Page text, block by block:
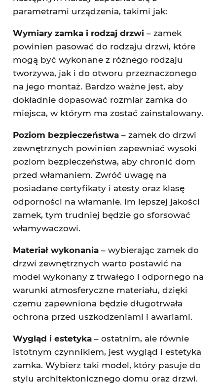
parametrami urządzenia, takimi jak:
Wymiary zamka i rodzaj drzwi– zamek
powinien pasować do rodzaju drzwi, które
mogą być wykonane z różnego rodzaju
tworzywa, jak i do otworu przeznaczonego
na jego montaż. Bardzo ważne jest, aby
dokładnie dopasować rozmiar zamka do
miejsca, w którym ma zostać zainstalowany.
Poziom bezpieczeństwa – zamek do drzwi
zewnętrznych powinien zapewniać wysoki
poziom bezpieczeństwa, aby chronić dom
przed włamaniem. Zwróć uwagę na
posiadane certyfikaty i atesty oraz klasę
odporności na włamanie. Im lepszej jakości
zamek, tym trudniej będzie go sforsować
włamywaczowi.
Materiał wykonania– wybierając zamek do
drzwi zewnętrznych warto postawić na
model wykonany z trwałego i odpornego na
warunki atmosferyczne materiału, dzięki
czemu zapewniona będzie długotrwała
ochrona przed uszkodzeniami i awariami.
Wygląd i estetyka– ostatnim, ale równie
istotnym czynnikiem, jest wygląd i estetyka
zamka. Wybierz taki model, który pasuje do
stylu architektonicznego domu oraz drzwi.